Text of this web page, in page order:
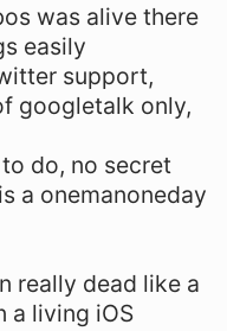
was alive there
easily
support,
googletalk only,
do, no secret
a onemanoneday
really dead like a
a living iOS